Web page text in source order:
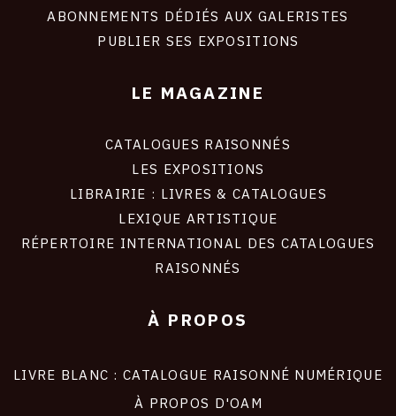
ABONNEMENTS DÉDIÉS AUX GALERISTES
PUBLIER SES EXPOSITIONS
LE MAGAZINE
CATALOGUES RAISONNÉS
LES EXPOSITIONS
LIBRAIRIE : LIVRES & CATALOGUES
LEXIQUE ARTISTIQUE
RÉPERTOIRE INTERNATIONAL DES CATALOGUES
RAISONNÉS
À PROPOS
LIVRE BLANC : CATALOGUE RAISONNÉ NUMÉRIQUE
À PROPOS D'OAM